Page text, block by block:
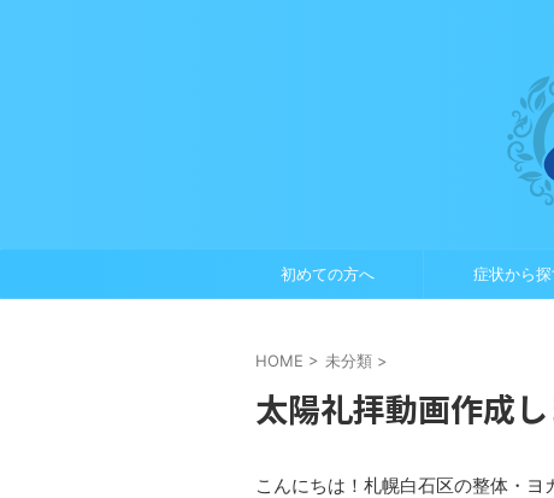
初めての方へ 症状から探
HOME > 未分類 >
太陽礼拝動画作成し
こんにちは！札幌白石区の整体・